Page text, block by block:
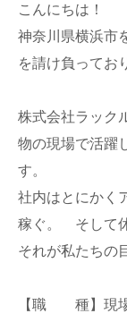
こんにちは！
神奈川県横浜市
を請け負ってお
株式会社ラック
物の現場で活躍
す。
社内はとにかく
稼ぐ。 そして
それが私たちの
【職 種】現